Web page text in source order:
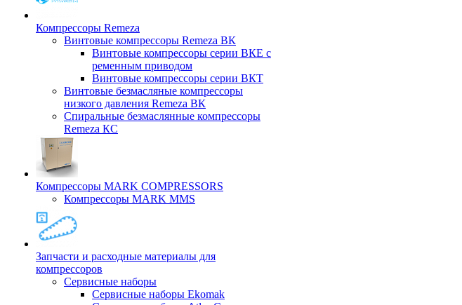
Компрессоры Remeza
Винтовые компрессоры Remeza ВК
Винтовые компрессоры серии ВКЕ с
ременным приводом
Винтовые компрессоры серии ВКТ
Винтовые безмасляные компрессоры
низкого давления Remeza ВК
Спиральные безмаслянные компрессоры
Remeza КС
Компрессоры MARK COMPRESSORS
Компрессоры MARK MMS
Запчасти и расходные материалы для
компрессоров
Cервисные наборы
Сервисные наборы Ekomak